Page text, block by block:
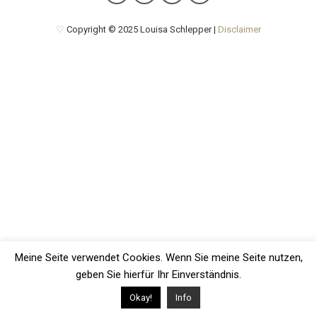
♡ Copyright © 2025 Louisa Schlepper | Disclaimer
Meine Seite verwendet Cookies. Wenn Sie meine Seite nutzen,
geben Sie hierfür Ihr Einverständnis.
Okay! Info